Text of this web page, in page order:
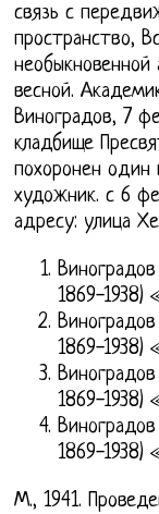
связь с
пространство,
весной.
Виноградов, 7
кладбище
похоронен один
художник. с 6
адресу: улица
1869-1938)
1869-1938)
1869-1938)
1869-1938)
М., 1941.